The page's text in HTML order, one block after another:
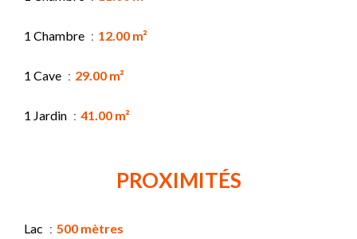
1 Chambre 12.00 m²
1 Cave 29.00 m²
1 Jardin 41.00 m²
PROXIMITÉS
Lac 500 mètres